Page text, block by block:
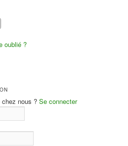
oublié ?
chez nous ?Se connecter